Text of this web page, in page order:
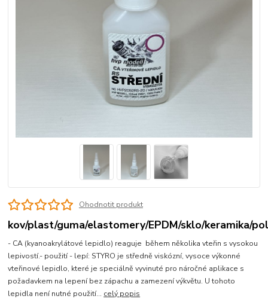
Ohodnotit produkt
kov/plast/guma/elastomery/EPDM/sklo/keramika/
- CA (kyanoakrylátové lepidlo) reaguje během několika vteřin s vysokou
lepivostí.- použití - lepí: STYRO je středně viskózní, vysoce výkonné
vteřinové lepidlo, které je speciálně vyvinuté pro náročné aplikace s
požadavkem na lepení bez zápachu a zamezení výkvětu. U tohoto
lepidla není nutné použití... celý popis